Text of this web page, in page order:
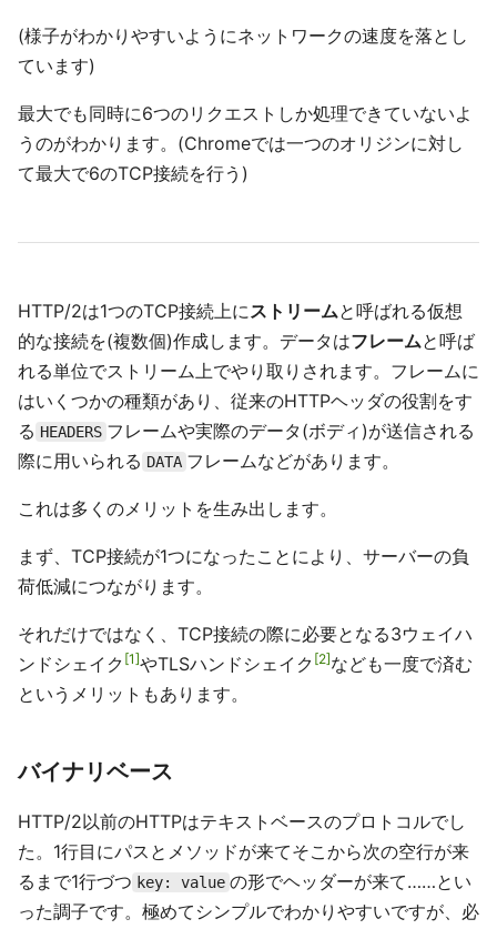
(様子がわかりやすいようにネットワークの速度を落とし
ています)
最大でも同時に6つのリクエストしか処理できていないよ
うのがわかります。(Chromeでは一つのオリジンに対し
て最大で6のTCP接続を行う)
HTTP/2は1つのTCP接続上にストリームと呼ばれる仮想
的な接続を(複数個)作成します。データはフレームと呼ば
れる単位でストリーム上でやり取りされます。フレームに
はいくつかの種類があり、従来のHTTPヘッダの役割をす
る HEADERS フレームや実際のデータ(ボディ)が送信される
際に用いられる DATA フレームなどがあります。
これは多くのメリットを生み出します。
まず、TCP接続が1つになったことにより、サーバーの負
荷低減につながります。
それだけではなく、TCP接続の際に必要となる3ウェイハ
ンドシェイク 1 やTLSハンドシェイク 2 なども一度で済む
というメリットもあります。
バイナリベース
HTTP/2以前のHTTPはテキストベースのプロトコルでし
た。1行目にパスとメソッドが来てそこから次の空行が来
るまで1行づつ key: value の形でヘッダーが来て……とい
った調子です。極めてシンプルでわかりやすいですが、必